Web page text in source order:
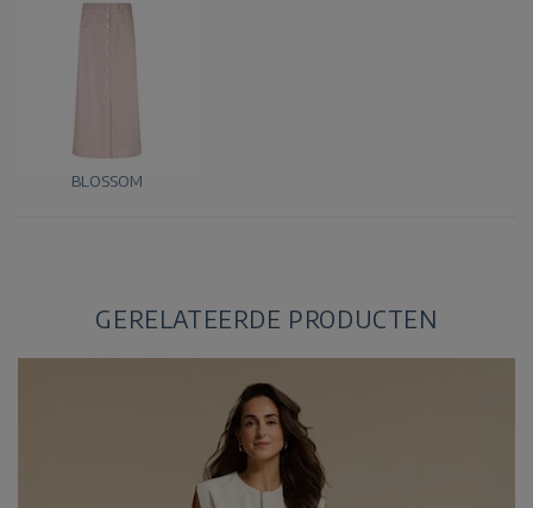
BLOSSOM
GERELATEERDE PRODUCTEN